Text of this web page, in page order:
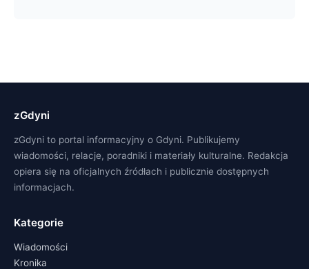
zGdyni
zGdyni to portal informacyjny o Gdyni. Publikujemy
wiadomości, relacje, poradniki i materiały kulturalne. Redakcja
opiera się na oficjalnych źródłach i publicznie dostępnych
informacjach.
Kategorie
Wiadomości
Kronika